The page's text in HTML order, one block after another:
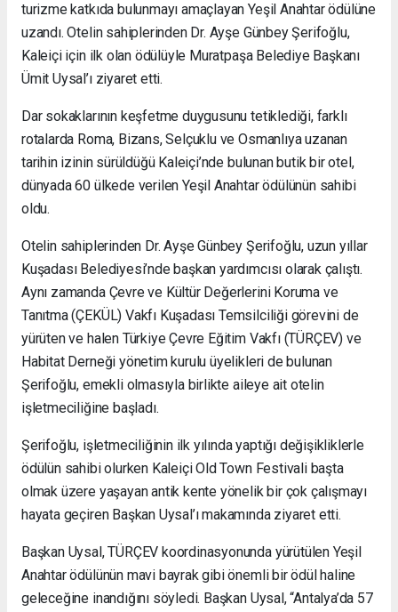
turizme katkıda bulunmayı amaçlayan Yeşil Anahtar ödülüne
uzandı. Otelin sahiplerinden Dr. Ayşe Günbey Şerifoğlu,
Kaleiçi için ilk olan ödülüyle Muratpaşa Belediye Başkanı
Ümit Uysal’ı ziyaret etti.
Dar sokaklarının keşfetme duygusunu tetiklediği, farklı
rotalarda Roma, Bizans, Selçuklu ve Osmanlıya uzanan
tarihin izinin sürüldüğü Kaleiçi’nde bulunan butik bir otel,
dünyada 60 ülkede verilen Yeşil Anahtar ödülünün sahibi
oldu.
Otelin sahiplerinden Dr. Ayşe Günbey Şerifoğlu, uzun yıllar
Kuşadası Belediyesi’nde başkan yardımcısı olarak çalıştı.
Aynı zamanda Çevre ve Kültür Değerlerini Koruma ve
Tanıtma (ÇEKÜL) Vakfı Kuşadası Temsilciliği görevini de
yürüten ve halen Türkiye Çevre Eğitim Vakfı (TÜRÇEV) ve
Habitat Derneği yönetim kurulu üyelikleri de bulunan
Şerifoğlu, emekli olmasıyla birlikte aileye ait otelin
işletmeciliğine başladı.
Şerifoğlu, işletmeciliğinin ilk yılında yaptığı değişikliklerle
ödülün sahibi olurken Kaleiçi Old Town Festivali başta
olmak üzere yaşayan antik kente yönelik bir çok çalışmayı
hayata geçiren Başkan Uysal’ı makamında ziyaret etti.
Başkan Uysal, TÜRÇEV koordinasyonunda yürütülen Yeşil
Anahtar ödülünün mavi bayrak gibi önemli bir ödül haline
geleceğine inandığını söyledi. Başkan Uysal, “Antalya’da 57